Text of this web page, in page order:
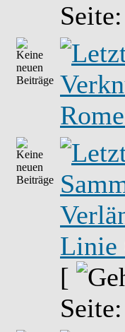
Seite:
Linie
[
Seite: